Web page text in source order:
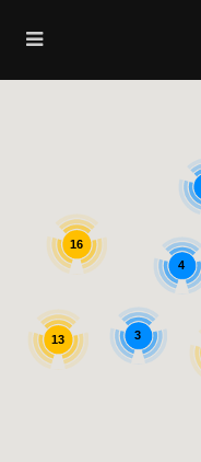
16
4
13 3